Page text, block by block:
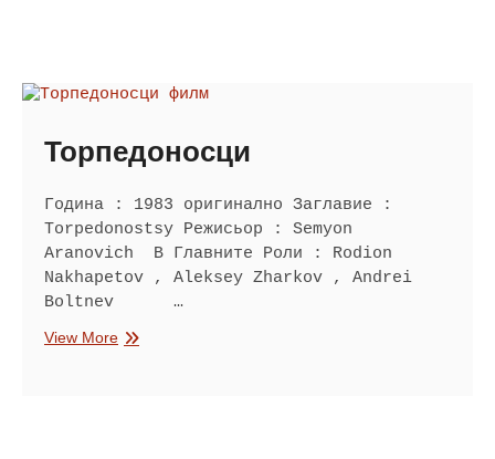
Торпедоносци
Година : 1983 оригинално Заглавие :
Torpedonostsy Режисьор : Semyon
Aranovich В Главните Роли : Rodion
Nakhapetov , Aleksey Zharkov , Andrei
Boltnev …
View MoreТорпедоносци